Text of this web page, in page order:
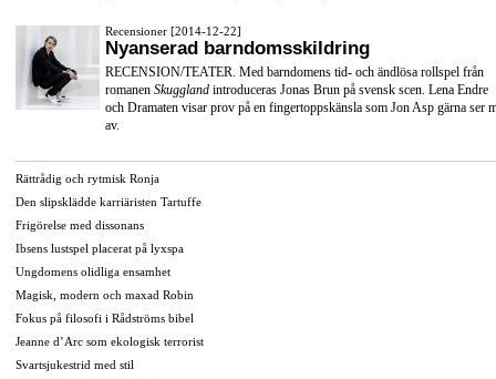
Recensioner [2014-12-22]
Nyanserad barndomsskildring
RECENSION/TEATER. Med barndomens tid- och ändlösa rollspel från
romanen Skuggland introduceras Jonas Brun på svensk scen. Lena Endre
och Dramaten visar prov på en fingertoppskänsla som Jon Asp gärna ser
av.
Rättrådig och rytmisk Ronja
Den slipsklädde karriäristen Tartuffe
Frigörelse med dissonans
Ibsens lustspel placerat på lyxspa
Ungdomens olidliga ensamhet
Magisk, modern och maxad Robin
Fokus på filosofi i Rådströms bibel
Jeanne d’Arc som ekologisk terrorist
Svartsjukestrid med stil